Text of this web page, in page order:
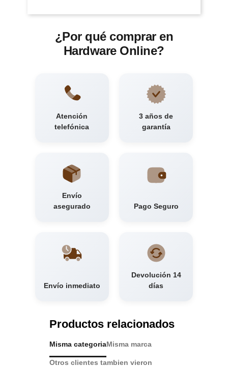
¿Por qué comprar en
Hardware Online?
Atención
telefónica
3 años de
garantía
Envío
asegurado
Pago Seguro
Envío inmediato
Devolución 14
días
Productos relacionados
Misma categoriaMisma marca
Otros clientes tambien vieron